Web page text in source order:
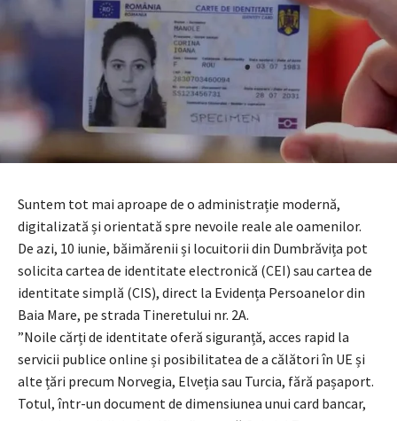
Suntem tot mai aproape de o administrație modernă,
digitalizată și orientată spre nevoile reale ale oamenilor.
De azi, 10 iunie, băimărenii și locuitorii din Dumbrăvița pot
solicita cartea de identitate electronică (CEI) sau cartea de
identitate simplă (CIS), direct la Evidența Persoanelor din
Baia Mare, pe strada Tineretului nr. 2A.
”Noile cărți de identitate oferă siguranță, acces rapid la
servicii publice online și posibilitatea de a călători în UE și
alte țări precum Norvegia, Elveția sau Turcia, fără pașaport.
Totul, într-un document de dimensiunea unui card bancar,